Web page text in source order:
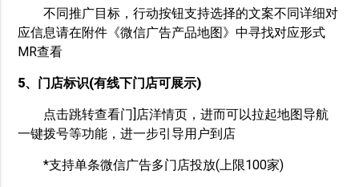
不同推广目标，行动按钮支持选择的文案不同详细对
应信息请在附件《微信广告产品地图》中寻找对应形式
MR查看
5、门店标识(有线下门店可展示)
点击跳转查看门]店洋情页，进而可以拉起地图导航
一键拨号等功能，进一步引导用户到店
*支持单条微信广告多门店投放(上限100家)